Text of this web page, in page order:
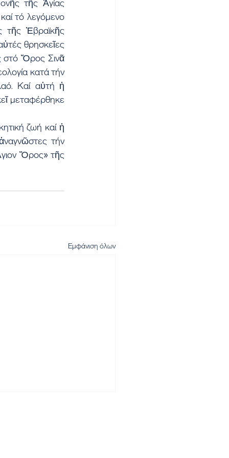
τῆς Ἁγίας
τό λεγόμενο
τῆς Ἑβραϊκῆς
θρησκεῖες
στό Ὄρος Σινᾶ
κατά τήν
Καί αὐτή ἡ
μεταφέρθηκε
ζωή καί ἡ
τήν
Ὄρος» τῆς
Εμφάνιση όλων